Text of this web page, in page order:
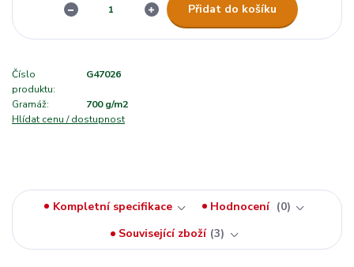
Přidat do košíku
Číslo
produktu:
G47026
Gramáž:
700 g/m2
Hlídat cenu / dostupnost
Kompletní specifikace Hodnocení
0
Související zboží 3